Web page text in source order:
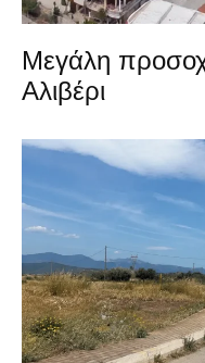
Μεγάλη
Αλιβέρι